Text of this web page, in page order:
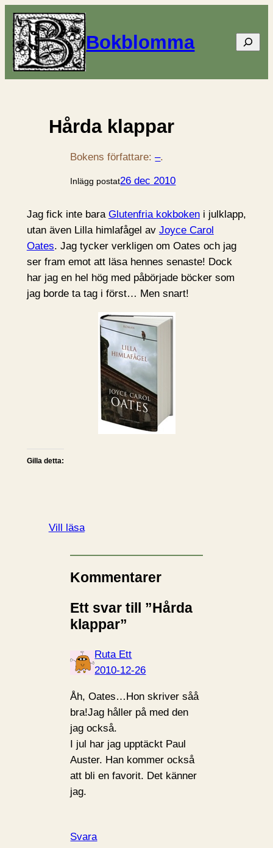
Bokblomma Sök
Hårda klappar
Bokens författare:–.
Inlägg postat26 dec 2010
Jag fick inte bara Glutenfria kokbokeni julklapp,
utan även Lilla himlafågel av Joyce Carol
Oates. Jag tycker verkligen om Oates och jag
ser fram emot att läsa hennes senaste! Dock
har jag en hel hög med påbörjade böcker som
jag borde ta tag i först… Men snart!
Gilla detta:
Vill läsa
Kommentarer
Ett svar till ”Hårda
klappar”
Ruta Ett
2010-12-26
Åh, Oates…Hon skriver såå
bra!Jag håller på med den
jag också.
I jul har jag upptäckt Paul
Auster. Han kommer också
att bli en favorit. Det känner
jag.
Svara